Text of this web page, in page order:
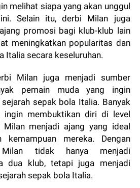
melihat siapa yang akan unggul
Selain itu, derbi Milan juga
promosi bagi klub-klub lain
meningkatkan popularitas dan
Italia secara keseluruhan.
Milan juga menjadi sumber
pemain muda yang ingin
sepak bola Italia. Banyak
ingin membuktikan diri di level
menjadi ajang yang ideal
kemampuan mereka. Dengan
tidak hanya menjadi
dua klub, tetapi juga menjadi
sepak bola Italia.